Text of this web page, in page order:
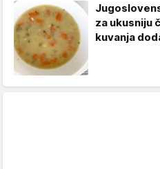
za ukusniju
kuvanja